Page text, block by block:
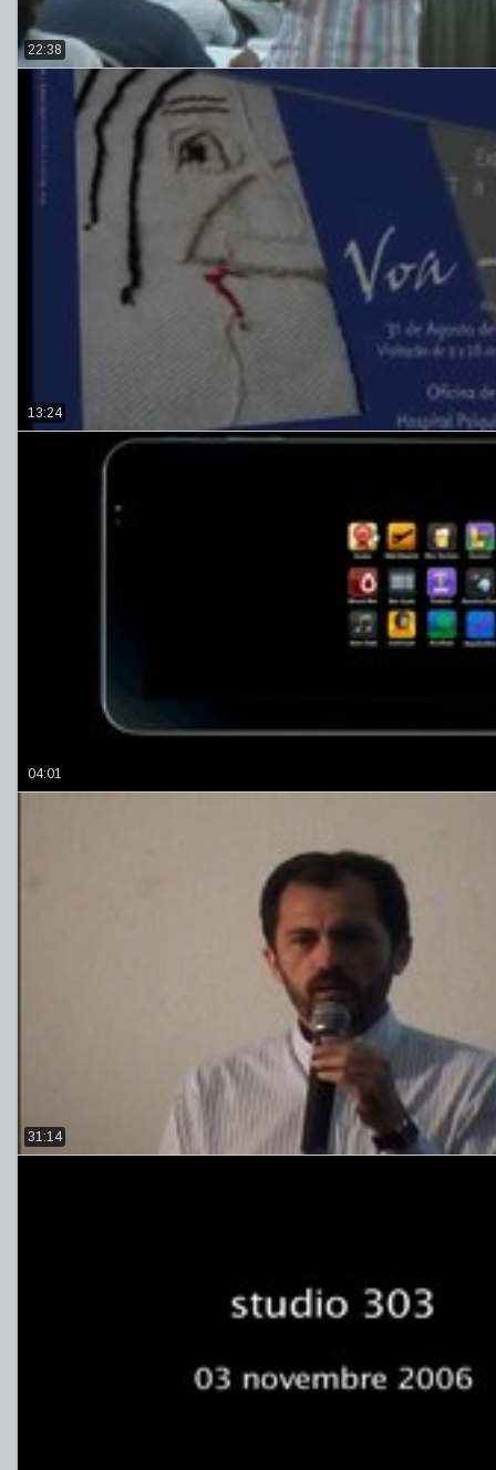
22:38
13:24
04:01
31:14